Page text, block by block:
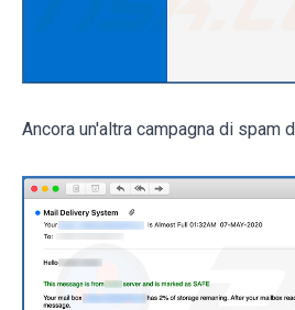
Ancora un'altra campagna di spam